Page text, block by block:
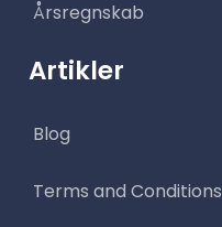
Årsregnskab
Artikler
Blog
Terms and Conditions